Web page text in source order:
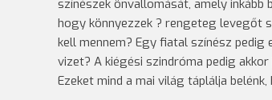
színészek önvallomását, amely
hogy könnyezzek ? rengeteg levegőt
kell mennem? Egy fiatal színész
vizet? A kiégési szindróma pedig
Ezeket mind a mai világ táplálja